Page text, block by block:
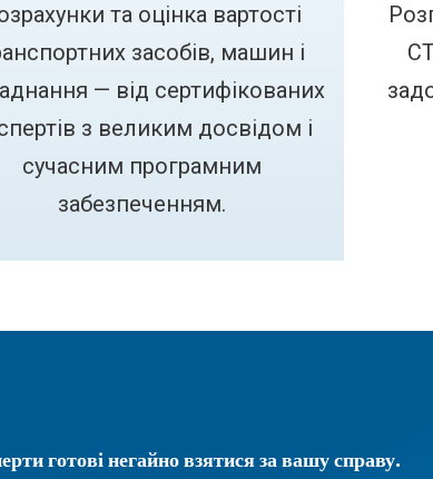
та оцінка вартості
засобів, машин і
— від сертифікованих
з великим досвідом і
сучасним програмним
забезпеченням.
готові негайно взятися за вашу справу.